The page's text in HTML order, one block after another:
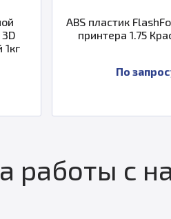
ABS пластик FlashForge для 3D
принтера 1.75 Красный 1 кг
работы с